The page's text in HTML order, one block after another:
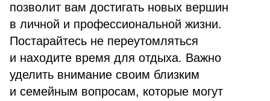
позволит вам достигать новых вершин
в личной и профессиональной жизни.
Постарайтесь не переутомляться
и находите время для отдыха. Важно
уделить внимание своим близким
и семейным вопросам, которые могут